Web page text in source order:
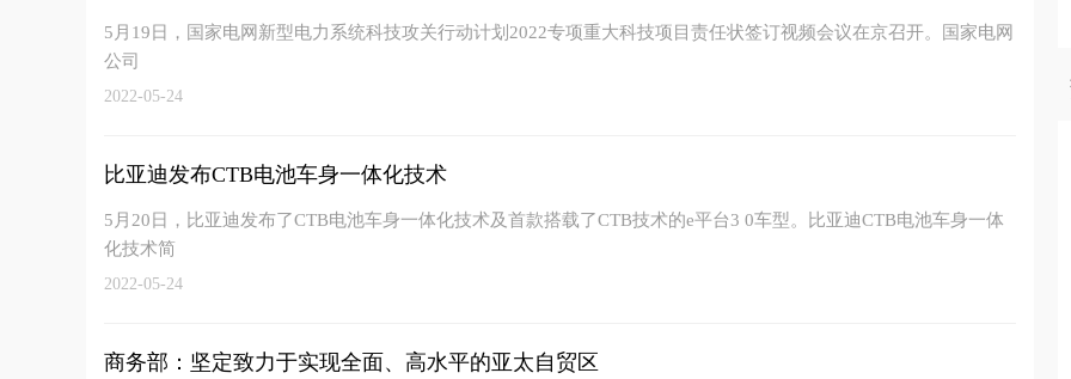
5月19日，国家电网新型电力系统科技攻关行动计划2022专项重大科技项目责任状签订视频会议在京召开。国家电网
公司
2022-05-24
比亚迪发布CTB电池车身一体化技术
5月20日，比亚迪发布了CTB电池车身一体化技术及首款搭载了CTB技术的e平台3 0车型。比亚迪CTB电池车身一体
化技术简
2022-05-24
商务部：坚定致力于实现全面、高水平的亚太自贸区